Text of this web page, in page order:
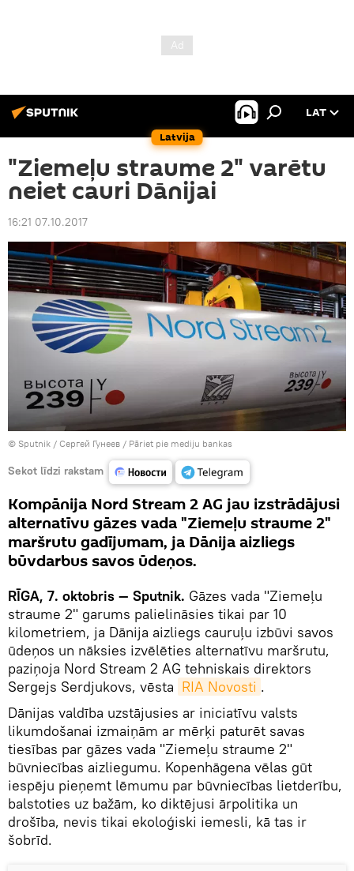
Latvija
LAT
"Ziemeļu straume 2" varētu
neiet cauri Dānijai
16:21 07.10.2017
© Sputnik / Сергей Гунеев / Pāriet pie mediju bankas
Sekot līdzi rakstam
Kompānija Nord Stream 2 AG jau izstrādājusi
alternatīvu gāzes vada "Ziemeļu straume 2"
maršrutu gadījumam, ja Dānija aizliegs
būvdarbus savos ūdeņos.
RĪGA, 7. oktobris — Sputnik. Gāzes vada "Ziemeļu
straume 2" garums palielināsies tikai par 10
kilometriem, ja Dānija aizliegs cauruļu izbūvi savos
ūdeņos un nāksies izvēlēties alternatīvu maršrutu,
paziņoja Nord Stream 2 AG tehniskais direktors
Sergejs Serdjukovs, vēsta RIA Novosti .
Dānijas valdība uzstājusies ar iniciatīvu valsts
likumdošanai izmaiņām ar mērķi paturēt savas
tiesības par gāzes vada "Ziemeļu straume 2"
būvniecības aizliegumu. Kopenhāgena vēlas gūt
iespēju pieņemt lēmumu par būvniecības lietderību,
balstoties uz bažām, ko diktējusi ārpolitika un
drošība, nevis tikai ekoloģiski iemesli, kā tas ir
šobrīd.